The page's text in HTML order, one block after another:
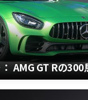
AMG GT Rの300